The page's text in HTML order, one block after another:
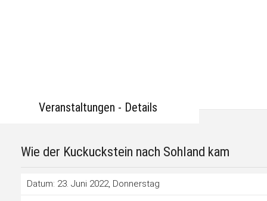
Veranstaltungen - Details
Wie der Kuckuckstein nach Sohland kam
Datum: 23. Juni 2022, Donnerstag